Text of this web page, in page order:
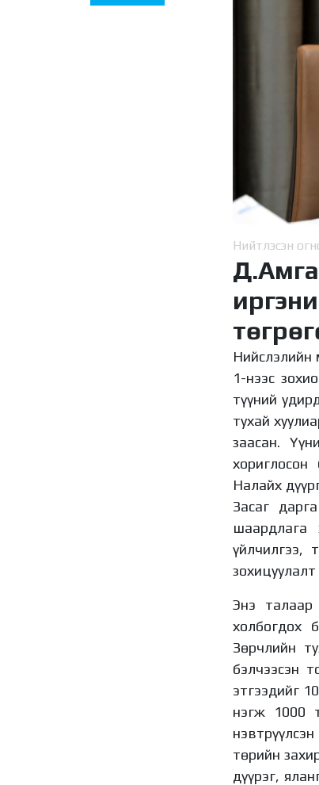
Нийтлэсэн
Нийслэлийн
1-нээс
түүний
тухай
заасан.
хориглосон
Налайх
Засаг
шаардлага
үйлчилгээ,
Энэ талаар
холбогдох
Зөрчлийн
бэлчээсэн
этгээдийг
нэгж 1000
төрийн
дүүрэг,